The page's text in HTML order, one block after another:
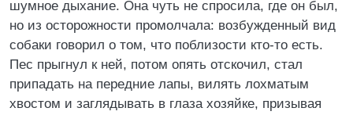
шумное дыхание. Она чуть не спросила, где он был,
но из осторожности промолчала: возбужденный вид
собаки говорил о том, что поблизости кто-то есть.
Пес прыгнул к ней, потом опять отскочил, стал
припадать на передние лапы, вилять лохматым
хвостом и заглядывать в глаза хозяйке, призывая